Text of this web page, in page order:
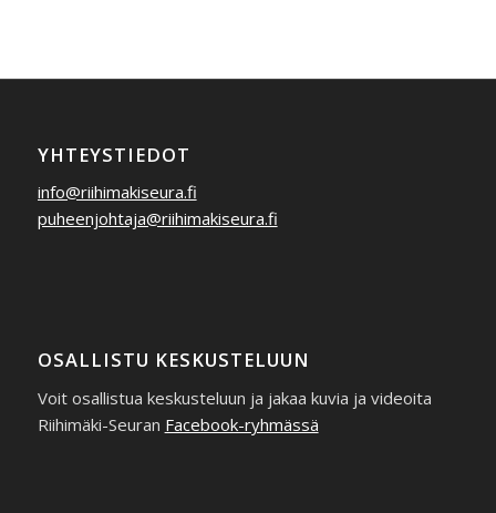
YHTEYSTIEDOT
info@riihimakiseura.fi
puheenjohtaja@riihimakiseura.fi
OSALLISTU KESKUSTELUUN
Voit osallistua keskusteluun ja jakaa kuvia ja videoita
Riihimäki-Seuran Facebook-ryhmässä